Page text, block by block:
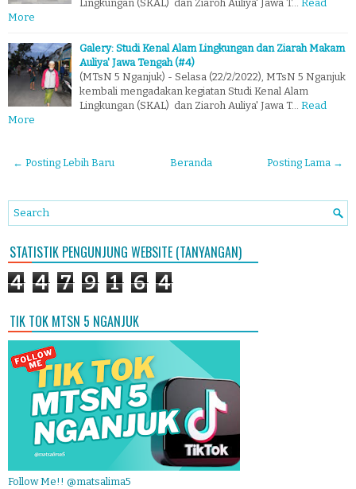
Lingkungan (SKAL) dan Ziaroh Auliya' Jawa T…
Read
More
Galery: Studi Kenal Alam Lingkungan dan Ziarah Makam
Auliya' Jawa Tengah (#4)
(MTsN 5 Nganjuk) - Selasa (22/2/2022), MTsN 5 Nganjuk
kembali mengadakan kegiatan Studi Kenal Alam
Lingkungan (SKAL) dan Ziaroh Auliya' Jawa T…
Read
More
← Posting Lebih Baru Posting Lama →
Beranda
STATISTIK PENGUNJUNG WEBSITE (TANYANGAN)
4 4 7 9 1 6 4
TIK TOK MTSN 5 NGANJUK
Follow Me!! @matsalima5